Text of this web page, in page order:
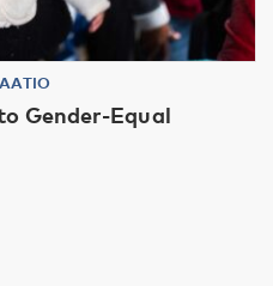
Gender-Equal